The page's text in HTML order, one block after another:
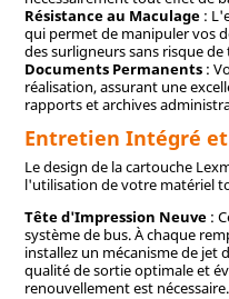
Résistance au Maculage:
qui permet de manipuler vos
des surligneurs sans risque de
Documents Permanents:
réalisation, assurant une
rapports et archives
Entretien Intégré
Le design de la cartouche
l'utilisation de votre matériel
Tête d'Impression Neuve:
système de bus. À chaque
installez un mécanisme de jet
qualité de sortie optimale et
renouvellement est nécessaire.